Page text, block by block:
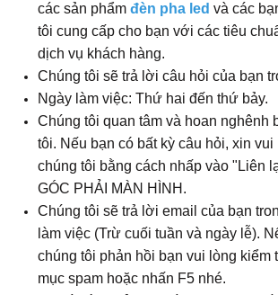
các sản phẩm đèn pha led và các
tôi cung cấp cho bạn với các tiêu
dịch vụ khách hàng.
Chúng tôi sẽ trả lời câu hỏi của bạn
Ngày làm việc: Thứ hai đến thứ bảy.
Chúng tôi quan tâm và hoan nghênh
tôi. Nếu bạn có bất kỳ câu hỏi, xin
chúng tôi bằng cách nhấp vào "Liên
GÓC PHẢI MÀN HÌNH.
Chúng tôi sẽ trả lời email của bạn
làm việc (Trừ cuối tuần và ngày lễ).
chúng tôi phản hồi bạn vui lòng kiểm
mục spam hoặc nhấn F5 nhé.